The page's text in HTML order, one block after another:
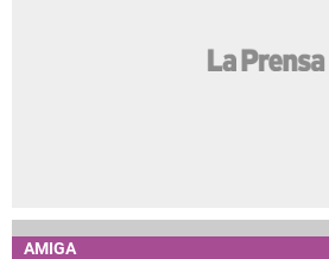
AMIGA